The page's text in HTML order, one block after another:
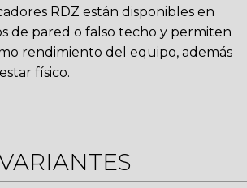
RDZ están disponibles en
de pared o falso techo y permiten
rendimiento del equipo, además
físico.